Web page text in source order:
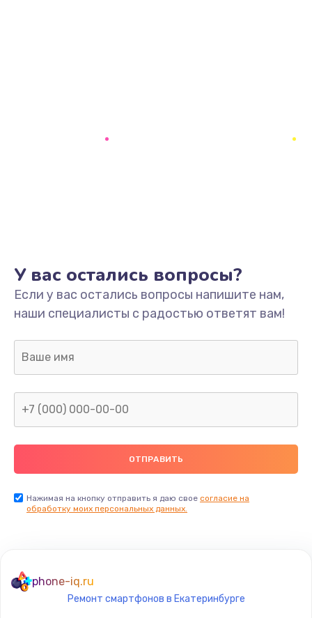
У вас остались вопросы?
Если у вас остались вопросы напишите нам,
наши специалисты с радостью ответят вам!
Нажимая на кнопку отправить я даю свое согласие на
обработку моих персональных данных.
phone-iq.ru
Ремонт смартфонов в Екатеринбурге